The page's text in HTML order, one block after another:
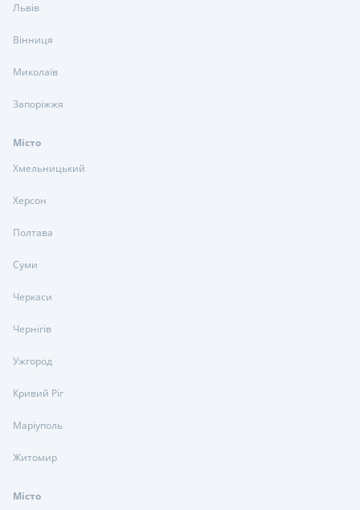
Львів
Вінниця
Миколаїв
Запоріжжя
Місто
Хмельницький
Херсон
Полтава
Суми
Черкаси
Чернігів
Ужгород
Кривий Ріг
Маріуполь
Житомир
Місто